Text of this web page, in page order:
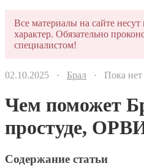
Все материалы на сайте
характер. Обязательно
специалистом!
02.10.2025 · Брал · Пока нет
Чем поможет
простуде,
Содержание статьи